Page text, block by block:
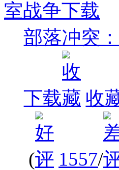
部落冲突
下载 收
( 1557/